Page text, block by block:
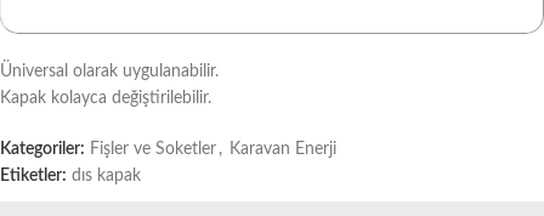
Üniversal olarak uygulanabilir.
Kapak kolayca değiştirilebilir.
Kategoriler: Fişler ve Soketler , Karavan Enerji
Etiketler: dıs kapak